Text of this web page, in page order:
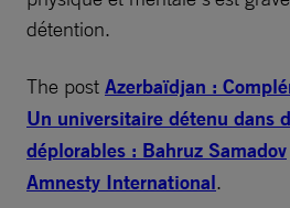
détention.
The post Azerbaïdjan :
Un universitaire détenu dans
déplorables : Bahruz Samadov
Amnesty International.